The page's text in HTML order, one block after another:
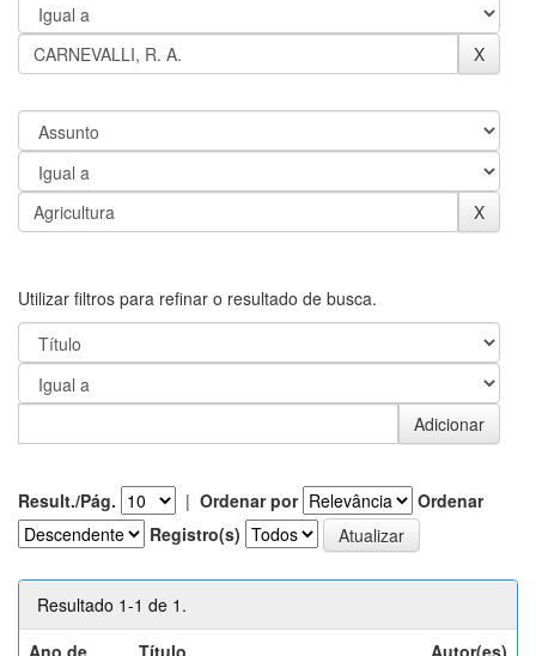
Utilizar filtros para refinar o resultado de busca.
Result./Pág. | Ordenar por
Ordenar
Registro(s)
Resultado 1-1 de 1.
Ano de
Título Autor(es)